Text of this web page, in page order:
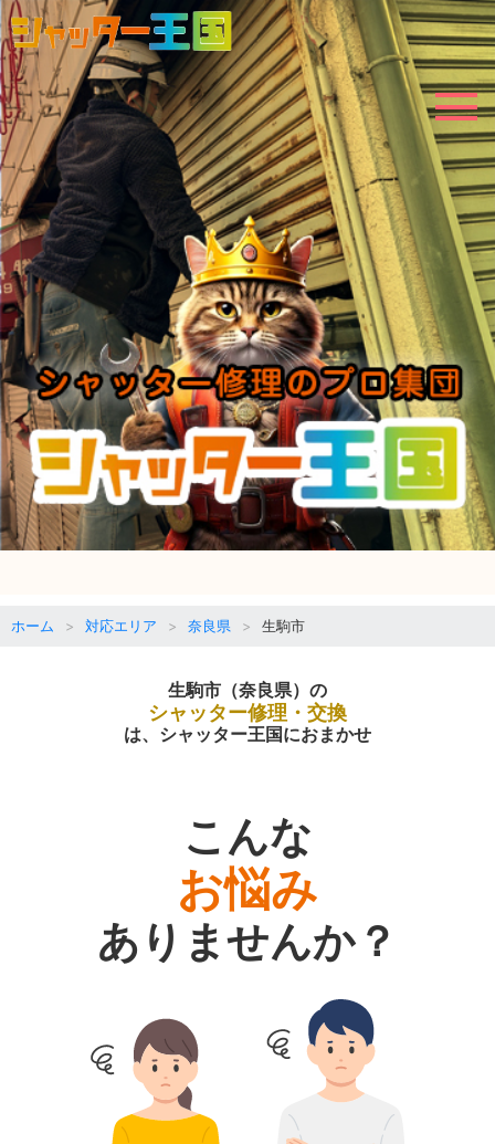
ホーム 対応エリア 奈良県 生駒市
生駒市（奈良県）の
シャッター修理・交換
は、シャッター王国におまかせ
こんな
お悩み
ありませんか？